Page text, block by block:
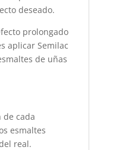
deseado.
prolongado
aplicar Semilac
de uñas
cada
esmaltes
real.